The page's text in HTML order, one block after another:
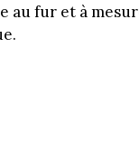
au fur et à